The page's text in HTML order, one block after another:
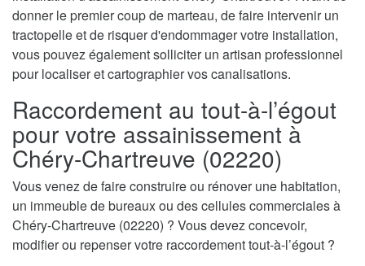
donner le premier coup de marteau, de faire intervenir un
tractopelle et de risquer d'endommager votre installation,
vous pouvez également solliciter un artisan professionnel
pour localiser et cartographier vos canalisations.
Raccordement au tout-à-l’égout
pour votre assainissement à
Chéry-Chartreuve (02220)
Vous venez de faire construire ou rénover une habitation,
un immeuble de bureaux ou des cellules commerciales à
Chéry-Chartreuve (02220) ? Vous devez concevoir,
modifier ou repenser votre raccordement tout-à-l’égout ?